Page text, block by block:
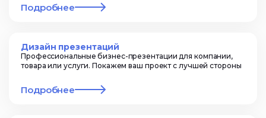
Подробнее
Дизайн презентаций
Профессиональные бизнес-презентации для компании,
товара или услуги. Покажем ваш проект с лучшей стороны
Подробнее